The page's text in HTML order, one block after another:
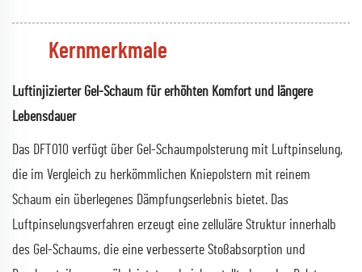
Kernmerkmale
Luftinjizierter Gel-Schaum für erhöhten Komfort und längere
Lebensdauer
Das DFT010 verfügt über Gel-Schaumpolsterung mit Luftpinselung,
die im Vergleich zu herkömmlichen Kniepolstern mit reinem
Schaum ein überlegenes Dämpfungserlebnis bietet. Das
Luftpinselungsverfahren erzeugt eine zelluläre Struktur innerhalb
des Gel-Schaums, die eine verbesserte Stoßabsorption und